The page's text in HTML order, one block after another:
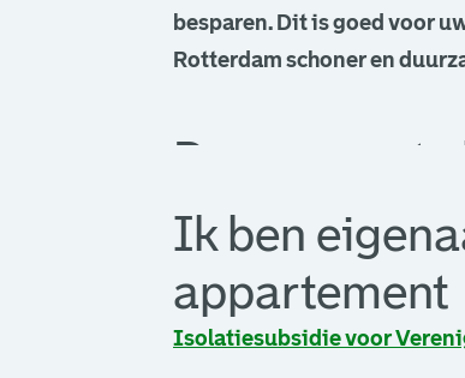
besparen. Dit is goed voor
Rotterdam schoner en
De gemeente
Ik ben
appartement
Isolatiesubsidie voor